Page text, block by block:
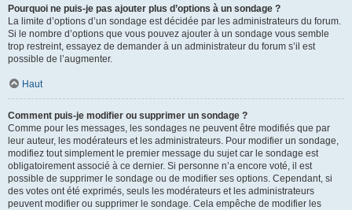
Pourquoi ne puis-je pas ajouter plus d’options à un sondage ?
La limite d’options d’un sondage est décidée par les administrateurs du forum.
Si le nombre d’options que vous pouvez ajouter à un sondage vous semble
trop restreint, essayez de demander à un administrateur du forum s’il est
possible de l’augmenter.
Haut
Comment puis-je modifier ou supprimer un sondage ?
Comme pour les messages, les sondages ne peuvent être modifiés que par
leur auteur, les modérateurs et les administrateurs. Pour modifier un sondage,
modifiez tout simplement le premier message du sujet car le sondage est
obligatoirement associé à ce dernier. Si personne n’a encore voté, il est
possible de supprimer le sondage ou de modifier ses options. Cependant, si
des votes ont été exprimés, seuls les modérateurs et les administrateurs
peuvent modifier ou supprimer le sondage. Cela empêche de modifier les